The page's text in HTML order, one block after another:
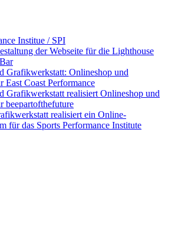
Institue / SPI
der Webseite für die Lighthouse
Grafikwerkstatt: Onlineshop und
East Coast Performance
Grafikwerkstatt realisiert Onlineshop und
beepartofthefuture
realisiert ein Online-
für das Sports Performance Institute